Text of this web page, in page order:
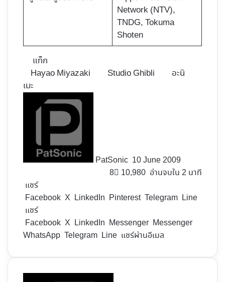
Network (NTV),
TNDG, Tokuma
Shoten
แท็ก
Hayao Miyazaki
Studio Ghibli
อะนิ
เมะ
PatSonic 10 June 2009
8
10,980 อ่านจบใน 2 นาที
แชร์
Facebook X LinkedIn Pinterest Telegram Line
แชร์
Facebook X LinkedIn Messenger Messenger
WhatsApp Telegram Line แชร์ผ่านอีเมล